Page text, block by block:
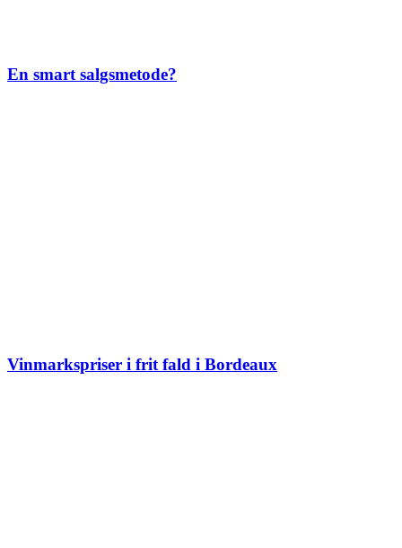
En smart salgsmetode?
Vinmarkspriser i frit fald i Bordeaux